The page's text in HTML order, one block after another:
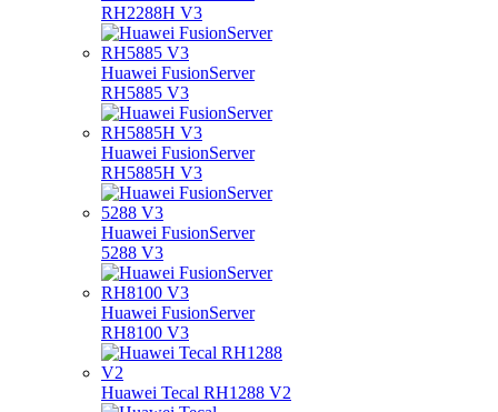
RH2288H V3
Huawei FusionServer
RH5885 V3
Huawei FusionServer
RH5885H V3
Huawei FusionServer
5288 V3
Huawei FusionServer
RH8100 V3
Huawei Tecal RH1288 V2